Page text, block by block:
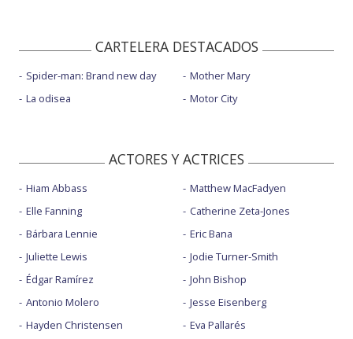
CARTELERA DESTACADOS
Spider-man: Brand new day
La odisea
Mother Mary
Motor City
ACTORES Y ACTRICES
Hiam Abbass
Elle Fanning
Bárbara Lennie
Juliette Lewis
Édgar Ramírez
Antonio Molero
Hayden Christensen
Matthew MacFadyen
Catherine Zeta-Jones
Eric Bana
Jodie Turner-Smith
John Bishop
Jesse Eisenberg
Eva Pallarés